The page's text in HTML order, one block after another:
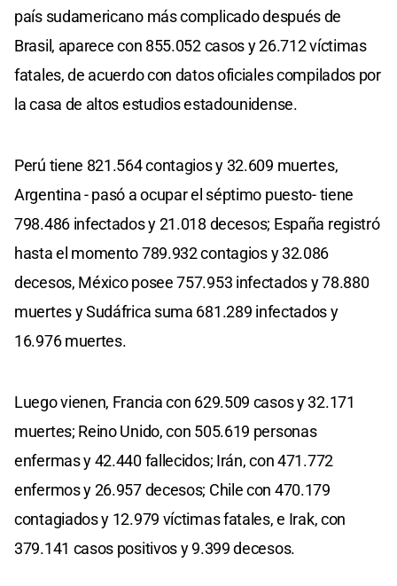
país sudamericano más complicado después de
Brasil, aparece con 855.052 casos y 26.712 víctimas
fatales, de acuerdo con datos oficiales compilados por
la casa de altos estudios estadounidense.
Perú tiene 821.564 contagios y 32.609 muertes,
Argentina - pasó a ocupar el séptimo puesto- tiene
798.486 infectados y 21.018 decesos; España registró
hasta el momento 789.932 contagios y 32.086
decesos, México posee 757.953 infectados y 78.880
muertes y Sudáfrica suma 681.289 infectados y
16.976 muertes.
Luego vienen, Francia con 629.509 casos y 32.171
muertes; Reino Unido, con 505.619 personas
enfermas y 42.440 fallecidos; Irán, con 471.772
enfermos y 26.957 decesos; Chile con 470.179
contagiados y 12.979 víctimas fatales, e Irak, con
379.141 casos positivos y 9.399 decesos.